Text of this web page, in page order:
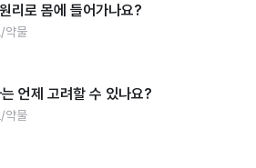
리로 몸에 들어가나요?
약물
언제 고려할 수 있나요?
약물